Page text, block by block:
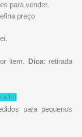
para vender.
preço
item. Dica: retirada
para pequenos